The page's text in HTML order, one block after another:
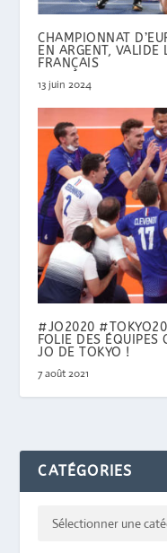
CHAMPIONNAT
EN ARGENT, VALIDE
FRANÇAIS
13 juin 2024
#JO2020
FOLIE DES ÉQUIPES
JO DE TOKYO !
7 août 2021
CATÉGORIES